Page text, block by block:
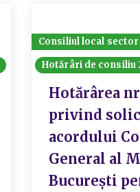
Consiliul local sector
Hotărâri de consiliu
Hotărârea
privind
acordului
General al
București